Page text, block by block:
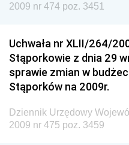
Dziennik Urzędowy
Dziennik Urzędowy
Budownictwa
Dziennik Urzędowy
Dziennik Urzędowy
2009 nr 474 poz. 3451
Uchwała nr XLII/264/
Stąporkowie z dnia 29
sprawie zmian w
Stąporków na 2009r.
Dziennik Urzędowy
2009 nr 475 poz. 3459